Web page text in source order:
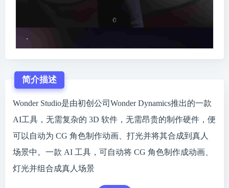
简介描述
Wonder Studio是由初创公司Wonder Dynamics推出的一款
AI工具，无需复杂的 3D 软件，无需昂贵的制作硬件，便
可以自动为 CG 角色制作动画、打光并将其合成到真人
场景中。一款 AI 工具，可自动将 CG 角色制作成动画、
灯光并组合成真人场景